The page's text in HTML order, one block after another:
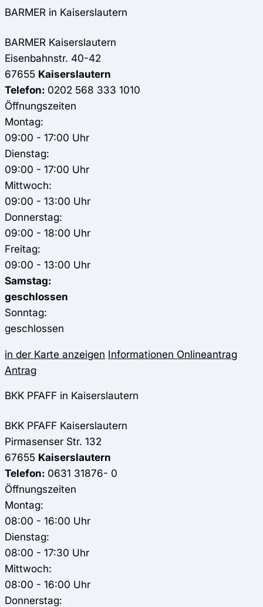
BARMER in Kaiserslautern
BARMER Kaiserslautern
Eisenbahnstr. 40-42
67655 Kaiserslautern
Telefon: 0202 568 333 1010
Öffnungszeiten
Montag:
09:00 - 17:00 Uhr
Dienstag:
09:00 - 17:00 Uhr
Mittwoch:
09:00 - 13:00 Uhr
Donnerstag:
09:00 - 18:00 Uhr
Freitag:
09:00 - 13:00 Uhr
Samstag:
geschlossen
Sonntag:
geschlossen
in der Karte anzeigen Informationen Onlineantrag
Antrag
BKK PFAFF in Kaiserslautern
BKK PFAFF Kaiserslautern
Pirmasenser Str. 132
67655 Kaiserslautern
Telefon: 0631 31876- 0
Öffnungszeiten
Montag:
08:00 - 16:00 Uhr
Dienstag:
08:00 - 17:30 Uhr
Mittwoch:
08:00 - 16:00 Uhr
Donnerstag: